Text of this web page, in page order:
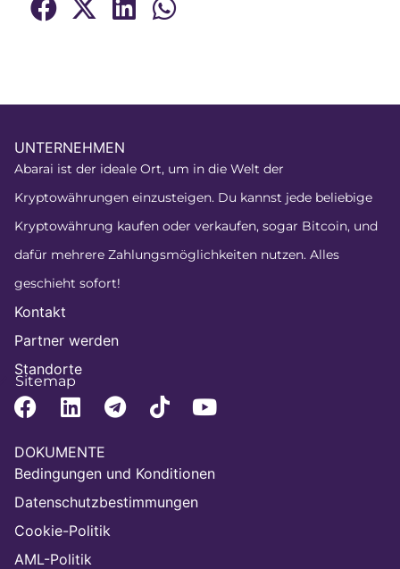
UNTERNEHMEN
Abarai ist der ideale Ort, um in die Welt der
Kryptowährungen einzusteigen. Du kannst jede beliebige
Kryptowährung kaufen oder verkaufen, sogar Bitcoin, und
dafür mehrere Zahlungsmöglichkeiten nutzen. Alles
geschieht sofort!
Kontakt
Partner werden
Standorte
Sitemap
DOKUMENTE
Bedingungen und Konditionen
Datenschutzbestimmungen
Cookie-Politik
AML-Politik